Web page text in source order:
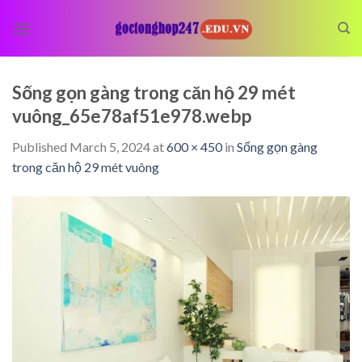
Sống gọn gàng trong căn hộ 29 mét
vuông_65e78af51e978.webp
Published March 5, 2024at600 × 450in Sống gọn gàng
trong căn hộ 29 mét vuông